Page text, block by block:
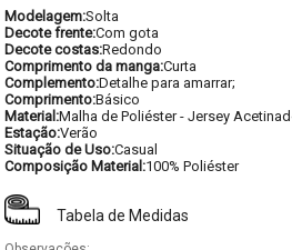
Modelagem:Solta
Decote frente:Com gota
Decote costas:Redondo
Comprimento da manga:Curta
Complemento:Detalhe para amarrar;
Comprimento:Básico
Material:Malha de Poliéster - Jersey
Estação:Verão
Situação de Uso:Casual
Composição Material:100% Poliéster
Tabela de Medidas